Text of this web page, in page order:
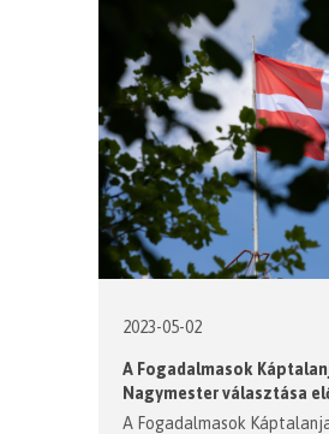
2023-05-02
A Fogadalmasok
Nagymester választása
A Fogadalmasok